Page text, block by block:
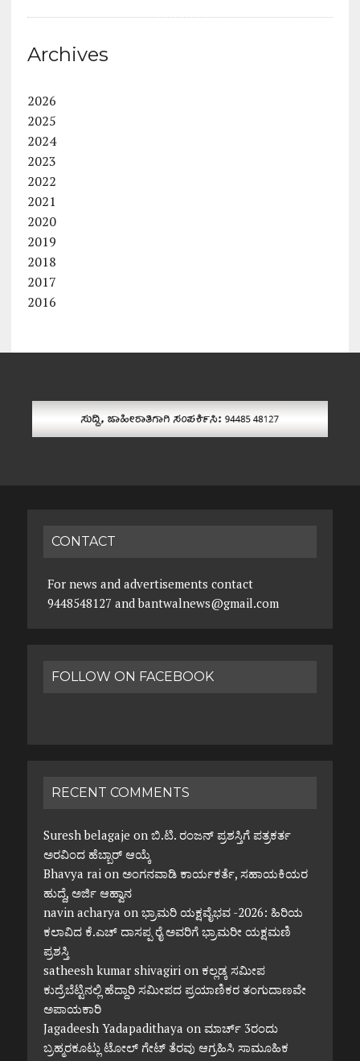
Archives
2026
2025
2024
2023
2022
2021
2020
2019
2018
2017
2016
CONTACT
For news and advertisements contact
9448548127 and bantwalnews@gmail.com
FOLLOW ON FACEBOOK
RECENT COMMENTS
Suresh belagaje on ಬಿ.ಟಿ. ರಂಜನ್ ಪ್ರಶಸ್ತಿಗೆ ಪತ್ರಕರ್ತ
ಅರವಿಂದ ಹೆಬ್ಬಾರ್ ಆಯ್ಕೆ
Bhavya raion ಅಂಗನವಾಡಿ ಕಾರ್ಯಕರ್ತೆ, ಸಹಾಯಕಿಯರ
ಹುದ್ದೆ, ಅರ್ಜಿ ಆಹ್ವಾನ
navin acharya on ಭ್ರಾಮರಿ ಯಕ್ಷವೈಭವ -2026: ಹಿರಿಯ
ಕಲಾವಿದ ಕೆ.ಎಚ್ ದಾಸಪ್ಪ ರೈ ಅವರಿಗೆ ಭ್ರಾಮರೀ ಯಕ್ಷಮಣಿ
ಪ್ರಶಸ್ತಿ
satheesh kumar shivagirion ಕಲ್ಲಡ್ಕ ಸಮೀಪ
ಕುದ್ರೆಬೆಟ್ಟಿನಲ್ಲಿ ಹೆದ್ದಾರಿ ಸಮೀಪದ ಪ್ರಯಾಣಿಕರ ತಂಗುದಾಣವೇ
ಅಪಾಯಕಾರಿ
Jagadeesh Yadapadithaya on ಮಾರ್ಚ್ 3ರಂದು
ಬ್ರಹ್ಮರಕೂಟ್ಲು ಟೋಲ್ ಗೇಟ್ ತೆರವು ಆಗ್ರಹಿಸಿ ಸಾಮೂಹಿಕ